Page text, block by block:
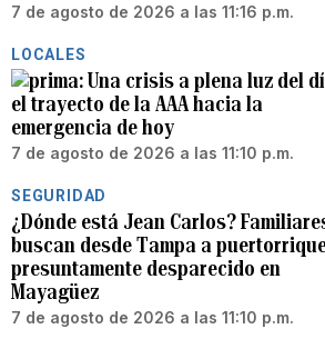
7 de agosto de 2026 a las 11:16 p.m.
LOCALES
Una crisis a plena luz del
el trayecto de la AAA hacia la
emergencia de hoy
7 de agosto de 2026 a las 11:10 p.m.
SEGURIDAD
¿Dónde está Jean Carlos?
buscan desde Tampa a
presuntamente desparecido en
Mayagüez
7 de agosto de 2026 a las 11:10 p.m.